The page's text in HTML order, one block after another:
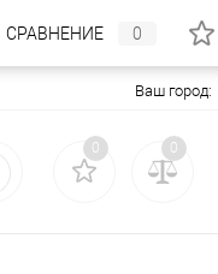
Ваш город:
0 0
СРАВНЕНИЕ 0